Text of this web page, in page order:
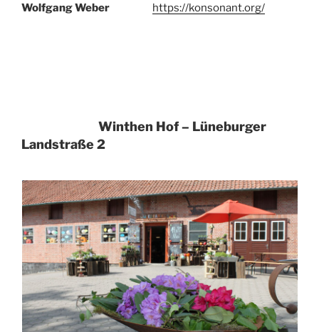
Wolfgang Weber https://konsonant.org/
Winthen Hof– Lüneburger
Landstraße 2